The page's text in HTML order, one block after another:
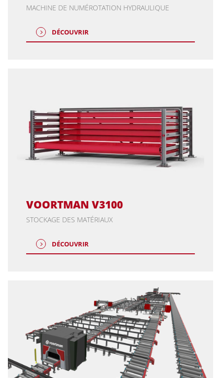
MACHINE DE NUMÉROTATION HYDRAULIQUE
DÉCOUVRIR
VOORTMAN V3100
STOCKAGE DES MATÉRIAUX
DÉCOUVRIR